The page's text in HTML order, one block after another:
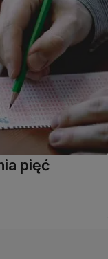
pięć